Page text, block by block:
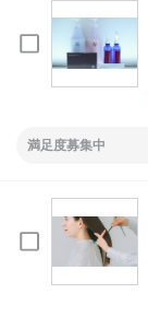
満足度募集中